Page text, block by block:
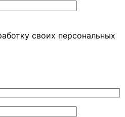
своих персональных